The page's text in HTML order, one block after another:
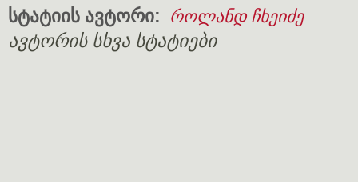
სტატიის ავტორი: როლანდ ჩხეიძე
ავტორის სხვა სტატიები